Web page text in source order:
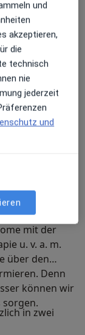
Harmonie
- bis ins
zum
Beruf und
sie in
alle
anbietet.
als
mit der
u. v. a. m.
über den
Denn
können wir
sorgen.
in zwei
und
akzeptieren,
die
technisch
nie
jederzeit
und